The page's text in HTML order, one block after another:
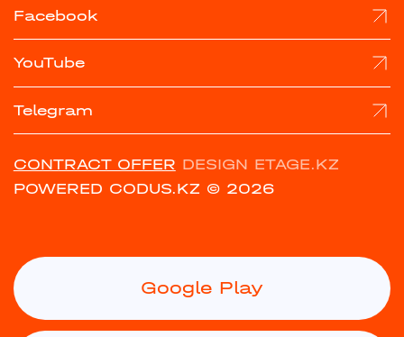
Facebook
YouTube
Telegram
CONTRACT OFFER DESIGN ETAGE.KZ
POWERED CODUS.KZ © 2026
Google Play